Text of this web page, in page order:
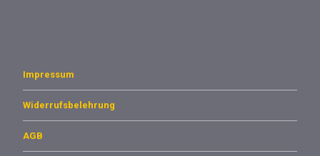
Impressum
Widerrufsbelehrung
AGB